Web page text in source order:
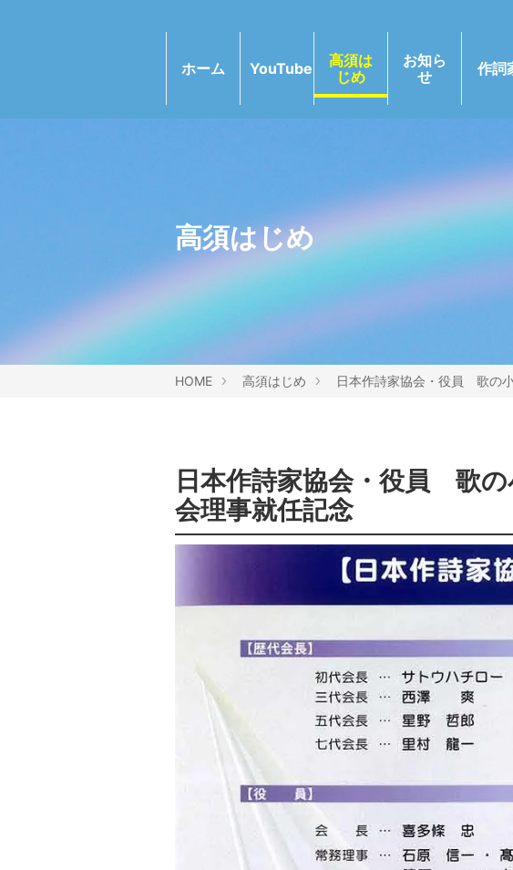
ホーム YouTube
高須は
じめ
お知ら
せ
作詞
高須はじめ
HOME 高須はじめ 日本作詩家協会・役員 歌の
日本作詩家協会・役員 歌
会理事就任記念